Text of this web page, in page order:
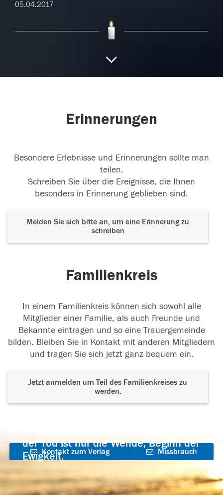
05.04.2017
mit dir verbringen durften
Danke das wir dich kennenlernen durften. Ruhe in
04.04.2017
Erinnerungen
Besondere Erlebnisse und Erinnerungen sollte man
teilen.
Schreiben Sie über die Ereignisse, die Ihnen
besonders in Erinnerung geblieben sind.
Melden Sie sich bitte an, um eine Erinnerung zu
schreiben
Familienkreis
In einem Familienkreis können sich sowohl alle
Mitglieder einer Familie, als auch Freunde und
Bekannte eintragen und so eine Trauergemeinde
bilden. Bleiben Sie in Kontakt mit anderen Mitgliedern
und tragen Sie sich jetzt ganz bequem ein.
Jetzt anmelden um Teil des Familienkreises zu
werden.
der Tod ist nur die Wende, Beginn der
Ewigkeit.
Kontakt zum Verlag
aufnehmen
Missbrauch